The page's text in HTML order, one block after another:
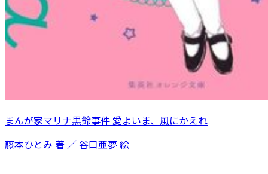
まんが家マリナ黒鈴事件 愛よいま、風にかえれ
藤本ひとみ 著 ／ 谷口亜夢 絵